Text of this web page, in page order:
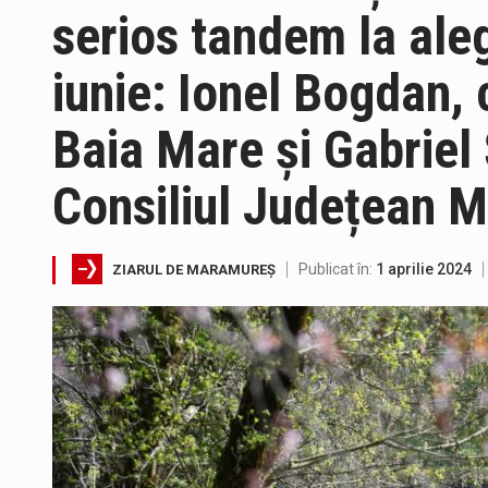
Interval de valabilitate: 05
SIMULARE EXERCITIU. Prin
Directorul OCPI Maramures,
Testarea independentă a
Vremea va fi caniculară.
A fost finalizat proiectul care
serios tandem la
iunie: Ionel
Baia Mare și
Consiliul Județean
ZIARUL DE MARAMUREȘ Publicat în: 1 aprilie 2024